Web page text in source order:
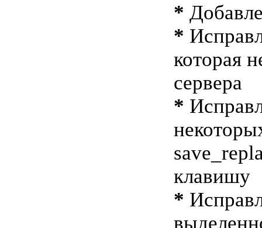
*
*
которая
сервера
*
клавишу
*